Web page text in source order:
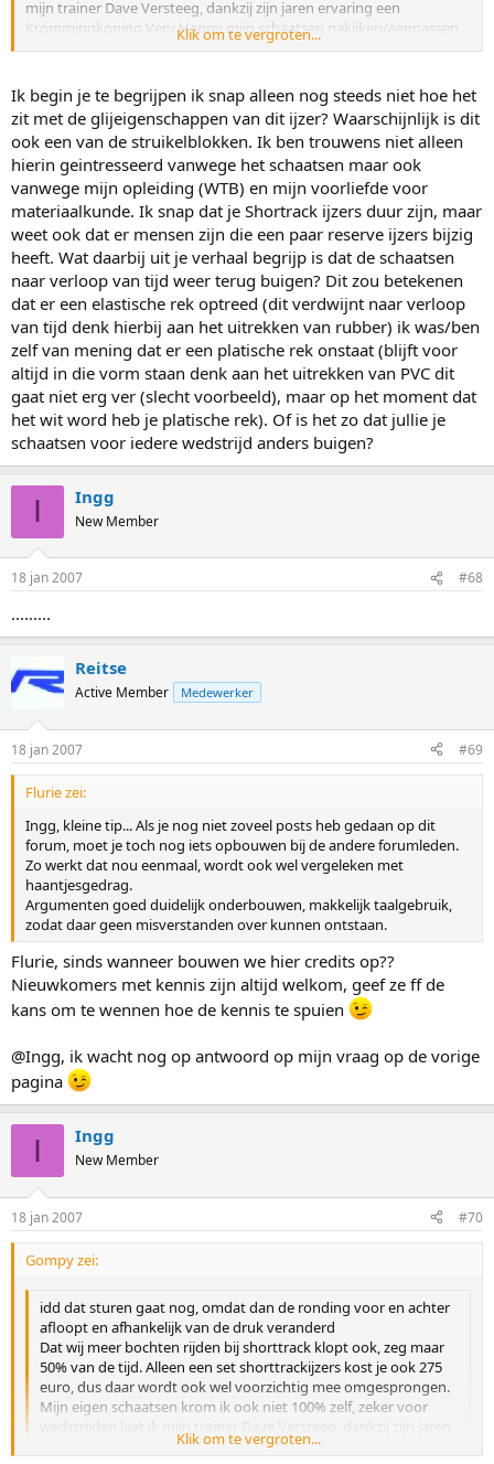
geheimzinnig over doet, denk ik echter niet dat ik er wat van zal
Daar hecht ik namelijk weinig aan, al was het maar puur om de
reden dat ik er zelf weinig van leer door op dit Forum te lezen, ik
ben meer geintreseerd wat er langebaners bezig houdt en óf ze wel
wat willen leren/proberen.En wat is nu je echte reden dat je hier
bent?Want het langebaan wereldje is natuurlijk wel een uiterst
conservatief wereldje.Tja, je vindt jezelf wel heel wat he, waarom
hoor je dan meer van LB dan van ST?
mijn trainer Dave Versteeg, dankzij zijn jaren ervaring een
Krommingkoning Very Happy mijn schaatsen nakijken/aanpassen
toepassen is terwijl dat bij shorttrack al decennia aan de gang is, het
staat dus echt nog in de kinderschoenen, dat is het leuke er van bij
langebaan
Klik om te vergroten...
Ik begin je te begrijpen ik snap alleen nog steeds niet hoe het
zit met de glijeigenschappen van dit ijzer? Waarschijnlijk is dit
ook een van de struikelblokken. Ik ben trouwens niet alleen
hierin geintresseerd vanwege het schaatsen maar ook
vanwege mijn opleiding (WTB) en mijn voorliefde voor
materiaalkunde. Ik snap dat je Shortrack ijzers duur zijn, maar
weet ook dat er mensen zijn die een paar reserve ijzers bijzig
heeft. Wat daarbij uit je verhaal begrijp is dat de schaatsen
naar verloop van tijd weer terug buigen? Dit zou betekenen
dat er een elastische rek optreed (dit verdwijnt naar verloop
van tijd denk hierbij aan het uitrekken van rubber) ik was/ben
zelf van mening dat er een platische rek onstaat (blijft voor
altijd in die vorm staan denk aan het uitrekken van PVC dit
gaat niet erg ver (slecht voorbeeld), maar op het moment dat
het wit word heb je platische rek). Of is het zo dat jullie je
schaatsen voor iedere wedstrijd anders buigen?
I Ingg
New Member
18 jan 2007 #68
.........
Reitse
Active Member Medewerker
18 jan 2007 #69
Flurie zei:
Ingg, kleine tip... Als je nog niet zoveel posts heb gedaan op dit
forum, moet je toch nog iets opbouwen bij de andere forumleden.
Zo werkt dat nou eenmaal, wordt ook wel vergeleken met
haantjesgedrag.
Argumenten goed duidelijk onderbouwen, makkelijk taalgebruik,
zodat daar geen misverstanden over kunnen ontstaan.
Flurie, sinds wanneer bouwen we hier credits op??
Nieuwkomers met kennis zijn altijd welkom, geef ze ff de
kans om te wennen hoe de kennis te spuien
@Ingg, ik wacht nog op antwoord op mijn vraag op de vorige
pagina
I Ingg
New Member
18 jan 2007 #70
Gompy zei:
idd dat sturen gaat nog, omdat dan de ronding voor en achter
afloopt en afhankelijk van de druk veranderd
Dat wij meer bochten rijden bij shorttrack klopt ook, zeg maar
50% van de tijd. Alleen een set shorttrackijzers kost je ook 275
euro, dus daar wordt ook wel voorzichtig mee omgesprongen.
Mijn eigen schaatsen krom ik ook niet 100% zelf, zeker voor
wedstrijden laat ik mijn trainer Dave Versteeg, dankzij zijn jaren
ervaring een Krommingkoning Very Happy mijn schaatsen
Klik om te vergroten...
Klik om te vergroten...